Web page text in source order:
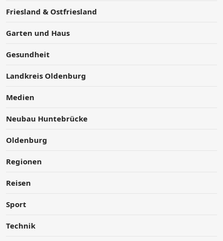
Friesland & Ostfriesland
Garten und Haus
Gesundheit
Landkreis Oldenburg
Medien
Neubau Huntebrücke
Oldenburg
Regionen
Reisen
Sport
Technik